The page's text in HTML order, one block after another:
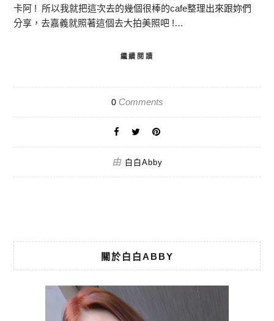
卡阿 ! 所以我就把這次去的幾個很棒的cafe整理出來跟妳們
分享，去嘉義就照著這個去大拍美照吧 !…
繼續閱讀
0Comments
由 白白Abby
關於白白ABBY